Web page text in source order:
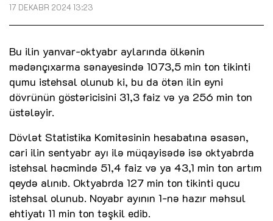
17 DEKABR 2024 13:23
Bu ilin yanvar-oktyabr aylarında ölkənin
mədənçıxarma sənayesində 1073,5 min ton tikinti
qumu istehsal olunub ki, bu da ötən ilin eyni
dövrünün göstəricisini 31,3 faiz və ya 256 min ton
üstələyir.
Dövlət Statistika Komitəsinin hesabatına əsasən,
cari ilin sentyabr ayı ilə müqayisədə isə oktyabrda
istehsal həcmində 51,4 faiz və ya 43,1 min ton artım
qeydə alınıb. Oktyabrda 127 min ton tikinti qucu
istehsal olunub. Noyabr ayının 1-nə hazır məhsul
ehtiyatı 11 min ton təşkil edib.